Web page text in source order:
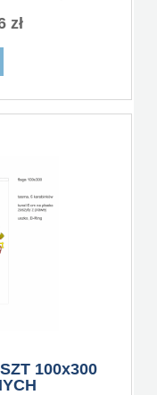
zł
100x300